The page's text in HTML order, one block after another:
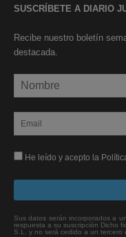
SUSCRÍBETE A DIARIO
Recibe nuestro boletín
destacada.
He leído y acepto la
Sus datos serán incorporados a
respuesta a su suscripción Dicho
S.L. y no será cedido a un tercero